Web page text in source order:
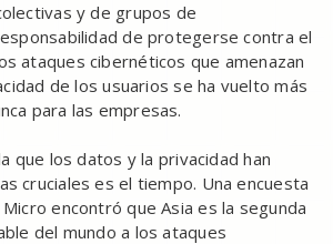
y de grupos de
de protegerse contra el
ataques cibernéticos que amenazan
de los usuarios se ha vuelto más
para las empresas.
que los datos y la privacidad han
cruciales es el tiempo. Una encuesta
encontró que Asia es la segunda
del mundo a los ataques